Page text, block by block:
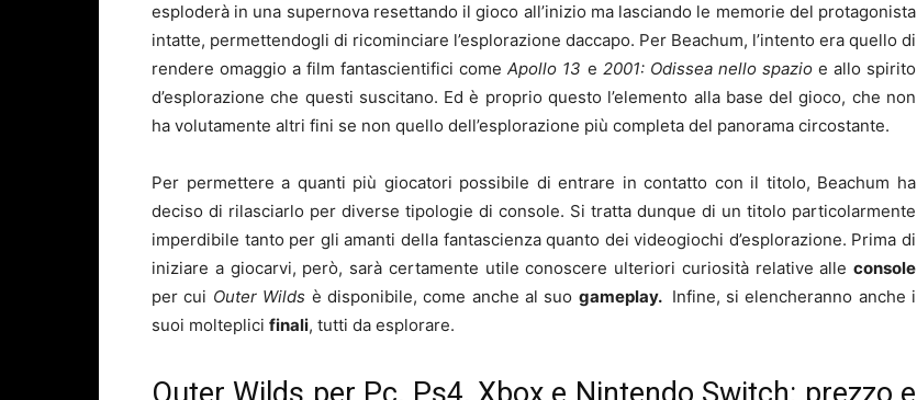
esploderà in una supernova resettando il gioco all’inizio ma lasciando le memorie del protagonista
intatte, permettendogli di ricominciare l’esplorazione daccapo. Per Beachum, l’intento era quello di
rendere omaggio a film fantascientifici comeApollo 13 e 2001: Odissea nello spazio e allo spirito
d’esplorazione che questi suscitano. Ed è proprio questo l’elemento alla base del gioco, che non
ha volutamente altri fini se non quello dell’esplorazione più completa del panorama circostante.
Per permettere a quanti più giocatori possibile di entrare in contatto con il titolo, Beachum ha
deciso di rilasciarlo per diverse tipologie di console. Si tratta dunque di un titolo particolarmente
imperdibile tanto per gli amanti della fantascienza quanto dei videogiochi d’esplorazione. Prima di
iniziare a giocarvi, però, sarà certamente utile conoscere ulteriori curiosità relative alle console
per cui Outer Wilds è disponibile, come anche al suo gameplay. Infine, si elencheranno anche i
suoi molteplici finali, tutti da esplorare.